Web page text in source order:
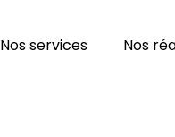
Nos services Nos